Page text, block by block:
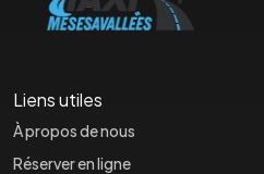
Liens utiles
À propos de nous
Réserver en ligne